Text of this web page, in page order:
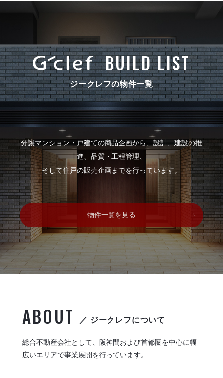
BUILD LIST
ジークレフの物件一覧
分譲マンション・戸建ての商品企画から、設計、建設の推
進、品質・工程管理、
そして住戸の販売企画までを行っています。
物件一覧を見る
ABOUT ／ ジークレフについて
総合不動産会社として、阪神間および首都圏を中心に幅
広いエリアで事業展開を行っています。